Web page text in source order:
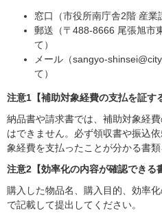
窓口（市役所南庁舎2階 産業
郵送（〒488-8666 尾張旭
て）
メール（sangyo-
て）
注意1【補助対象経費の支払を証す
納品書や請求書では、補助対象経
はできません。必ず領収書や振込
象経費を支払ったことが分かる書類
注意2【効率化の内容が確認できる
購入した物品名、購入目的、効率
で記載して提出してください。